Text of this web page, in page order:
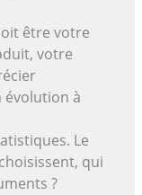
être votre
votre
évolution à
Le
qui
?